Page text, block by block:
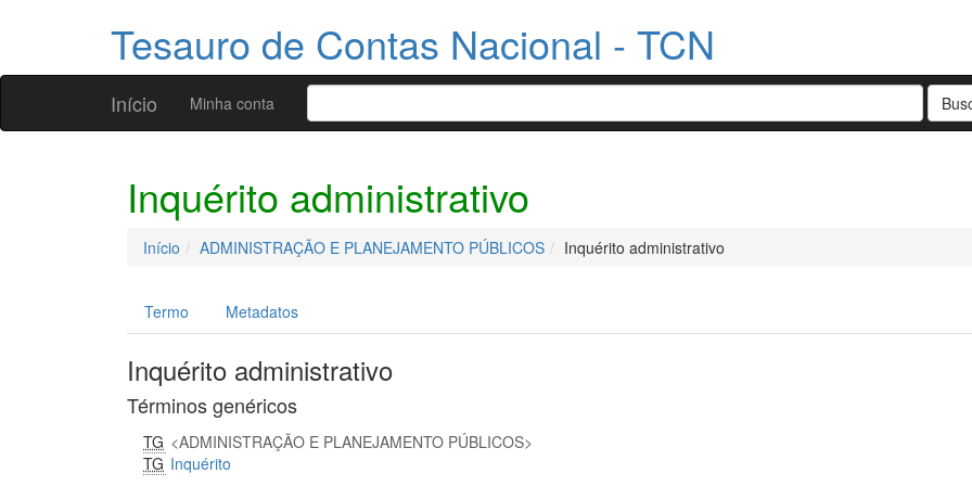
Tesauro de Contas Nacional - TCN
Início Minha conta
Inquérito administrativo
Início ADMINISTRAÇÃO E PLANEJAMENTO PÚBLICOS Inquérito administrativo
Termo Metadatos
Inquérito administrativo
Términos genéricos
TG
ADMINISTRAÇÃO E PLANEJAMENTO PÚBLICOS
TG Inquérito